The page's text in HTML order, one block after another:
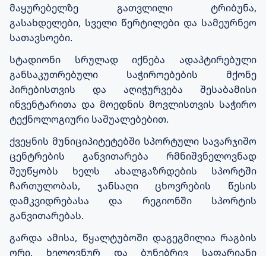
მაყურებელზე გათვლილი ტრიბუნა,
გასახდელები, სველი წერტილები და სამეურნეო
სათავსოები.
სტადიონი სრულად იქნება ადაპტირებული
განსაკუთრებული საჭიროებების მქონე
პირებისთვის და აღიჭურვება შესაბამისი
ინვენტარითა და მოედნის მოვლისთვის საჭირო
ტექნოლოგიური საშუალებებით.
ქვეყნის მუნიციპიტეტებში სპორტული სავარჯიშო
ცენტრების განვითარება რმნიშვნელოვნად
შეუწყობს ხელს ახალგაზრდების სპორტში
ჩართულობას, ჯანსაღი ცხოვრების წესის
დამკვიდრებასა და რეგიონში სპორტის
განვითარებას.
გარდა ამისა, წყალტუბოში დაგეგმილია რაგბის
ორი, ხელოვნურ და ბუნებრივ საფარიანი